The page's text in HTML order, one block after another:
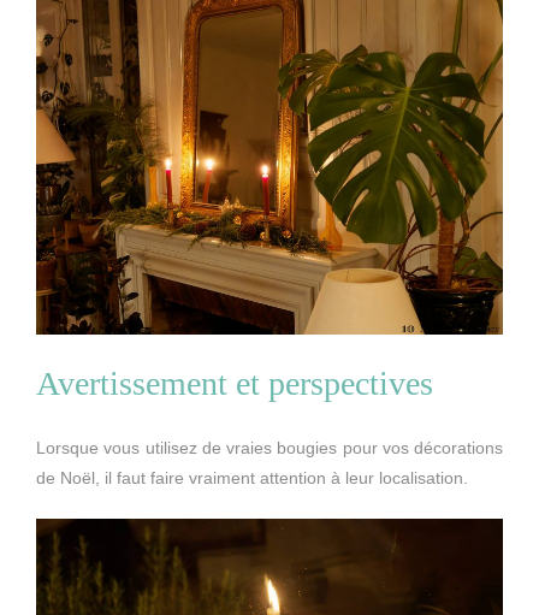
Avertissement et perspectives
Lorsque vous utilisez de vraies bougies pour vos décorations
de Noël, il faut faire vraiment attention à leur localisation.